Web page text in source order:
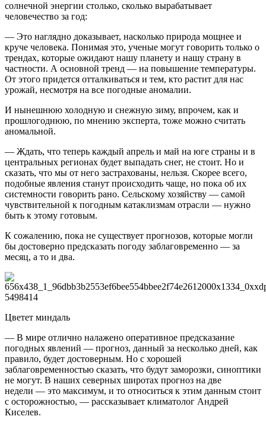
солнечной энергии столько, сколько вырабатывает
человечество за год:
— Это наглядно доказывает, насколько природа мощнее и
круче человека. Понимая это, ученые могут говорить только о
трендах, которые ожидают нашу планету и нашу страну в
частности. А основной тренд — на повышение температуры.
От этого придется отталкиваться и тем, кто растит для нас
урожай, несмотря на все погодные аномалии.
И нынешнюю холодную и снежную зиму, впрочем, как и
прошлогоднюю, по мнению эксперта, тоже можно считать
аномальной.
— Ждать, что теперь каждый апрель и май на юге страны и в
центральных регионах будет выпадать снег, не стоит. Но и
сказать, что мы от него застрахованы, нельзя. Скорее всего,
подобные явления станут происходить чаще, но пока об их
системности говорить рано. Сельскому хозяйству — самой
чувствительной к погодным катаклизмам отрасли — нужно
быть к этому готовым.
К сожалению, пока не существует прогнозов, которые могли
бы достоверно предсказать погоду заблаговременно — за
месяц, а то и два.
Цветет миндаль
— В мире отлично налажено оперативное предсказание
погодных явлений — прогноз, данный за несколько дней, как
правило, будет достоверным. Но с хорошей
заблаговременностью сказать, что будут заморозки, синоптики
не могут. В наших северных широтах прогноз на две
недели — это максимум, и то относиться к этим данным стоит
с осторожностью, — рассказывает климатолог Андрей
Киселев.